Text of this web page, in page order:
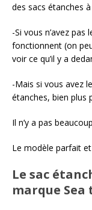
des sacs étanches
-Si vous n’avez
fonctionnent (on
voir ce qu’il y a
-Mais si vous avez
étanches, bien plus
Il n’y a pas
Le modèle parfait
Le sac
marque Sea